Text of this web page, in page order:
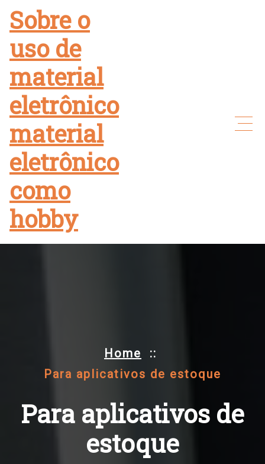
content
Sobre o
uso de
material
eletrônico
material
eletrônico
como
hobby
Home ::
Para aplicativos de estoque
Para aplicativos de
estoque